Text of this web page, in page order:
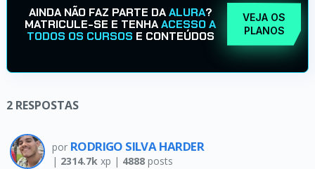
AINDA NÃO FAZ PARTE DAALURA?
MATRICULE-SE E TENHAACESSO A
TODOS OS CURSOS E CONTEÚDOS
VEJA OS
PLANOS
2 RESPOSTAS
por RODRIGO SILVA HARDER
| 2314.7kxp | 4888posts